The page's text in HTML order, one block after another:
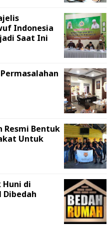
Indonesia
Saat Ini
Resmi Bentuk
Untuk
Huni di
Dibedah